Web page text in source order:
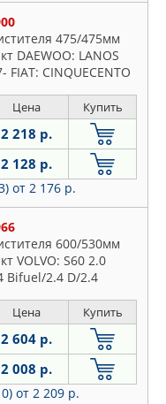
475/475мм
DAEWOO: LANOS
FIAT: CINQUECENTO
Цена Купить
2 218 р.
2 128 р.
от 2 176 р.
600/530мм
VOLVO: S60 2.0
Bifuel/2.4 D/2.4
T AWD 00-, S80
Цена Купить
2 604 р.
2 008 р.
от 2 209 р.